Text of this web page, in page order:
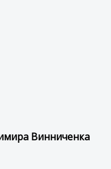
Винниченка